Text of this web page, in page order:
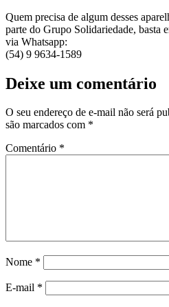
Quem precisa de algum desses
parte do Grupo Solidariedade, basta
via Whatsapp:
(54) 9 9634-1589
Deixe um comentário
O seu endereço de e-mail não será
são marcados com *
Comentário *
Nome *
E-mail *